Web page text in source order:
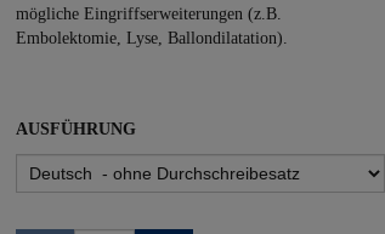
mögliche Eingriffserweiterungen (z.B.
Embolektomie, Lyse, Ballondilatation).
AUSFÜHRUNG